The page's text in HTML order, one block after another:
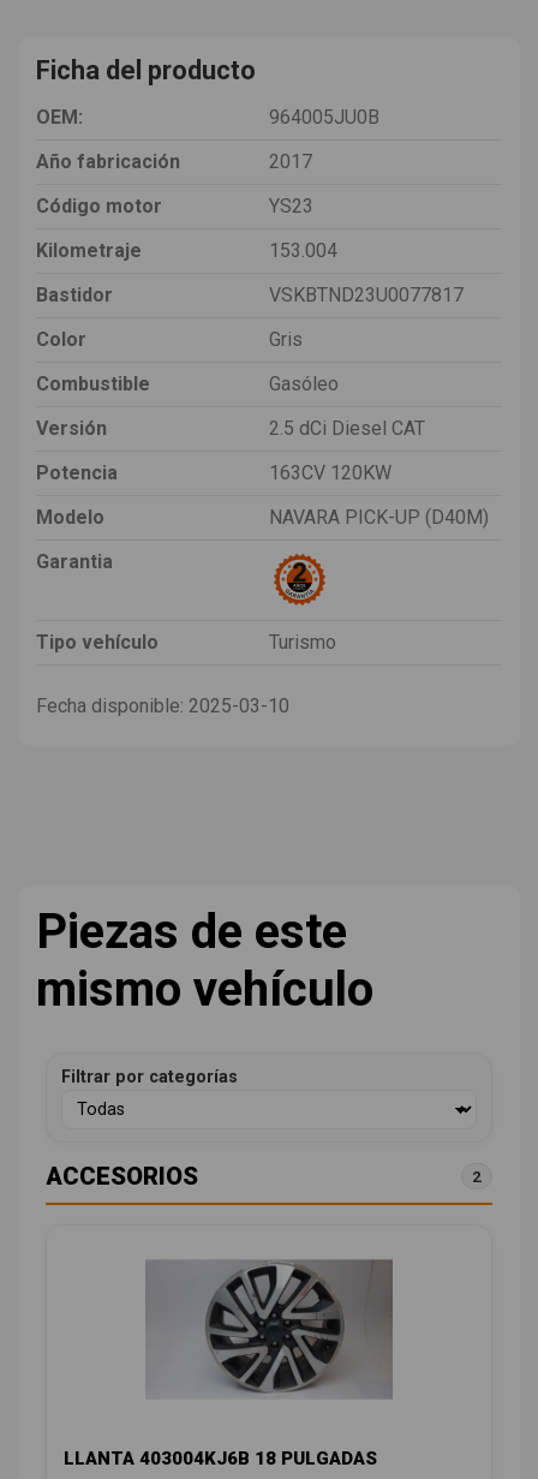
Ficha del producto
OEM:
964005JU0B
Año fabricación
2017
Código motor
YS23
Kilometraje
153.004
Bastidor
VSKBTND23U0077817
Color
Gris
Combustible
Gasóleo
Versión
2.5 dCi Diesel CAT
Potencia
163CV 120KW
Modelo
NAVARA PICK-UP (D40M)
Garantia
Tipo vehículo Turismo
Fecha disponible: 2025-03-10
Piezas de este
mismo vehículo
Filtrar por categorías
ACCESORIOS 2
LLANTA 403004KJ6B 18 PULGADAS